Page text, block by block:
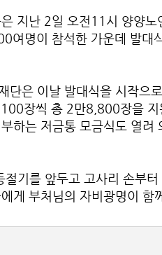
지난 2일 오전11시 양양노
여명이 참석한 가운데 발대
단은 이날 발대식을 시작
장씩 총 2만8,800장을 지
하는 저금통 모금식도 열려
절기를 앞두고 고사리 손부
게 부처님의 자비광명이 함